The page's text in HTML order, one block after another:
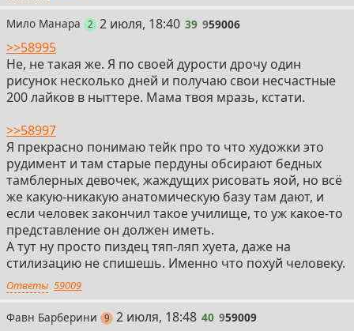
Мило Манара 2поста
39
2 июля, 18:40 39 959006
>>58995
Не, не такая же. Я по своей дурости дрочу один
рисунок несколько дней и получаю свои несчастные
200 лайков в ныттере. Мама твоя мразь, кстати.
>>58997
Я прекрасно понимаю тейк про то что художки это
рудимент и там старые пердуны обсирают бедных
тамблерных девочек, жаждущих рисовать яой, но всё
же какую-никакую анатомическую базу там дают, и
если человек закончил такое училище, то уж какое-то
представление он должен иметь.
А тут ну просто пиздец тяп-ляп хуета, даже на
стилизацию не спишешь. Именно что похуй человеку.
Ответы 59009
Фавн Барберини 9постов
40
2 июля, 18:48 40 959009